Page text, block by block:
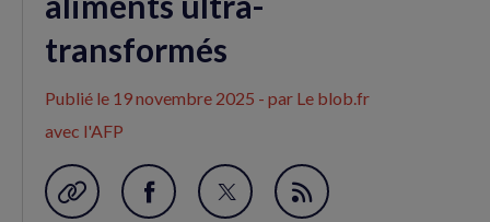
transformés
Publié le 19 novembre 2025 - par Le blob.fr
avec l'AFP
Garder en favori
Partager
Partager
Flux